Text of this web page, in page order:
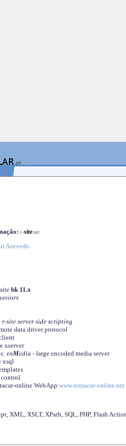
r-site.net
Azevedo
bk 11.x
r-site server side scripting
data driver protocol
xserver
enMedia - large encoded media server
xsql
online WebApp www.rentacar-online.net
XML, XSLT, XPath, SQL, PHP, Flash